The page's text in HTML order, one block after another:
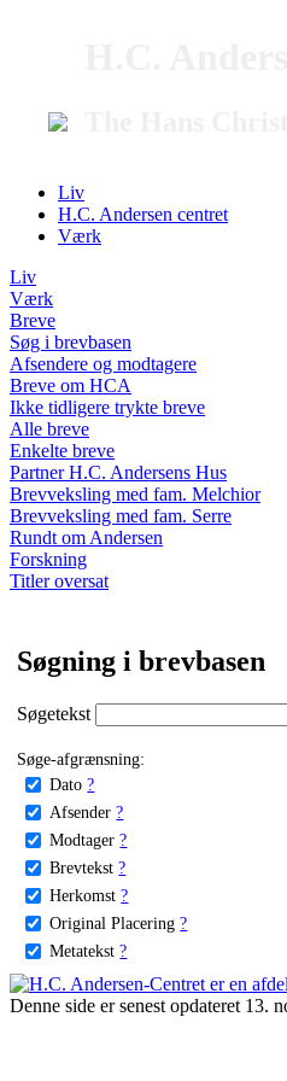
Liv
H.C. Andersen centret
Værk
Liv
Værk
Breve
Søg i brevbasen
Afsendere og modtagere
Breve om HCA
Ikke tidligere trykte breve
Alle breve
Enkelte breve
Partner H.C. Andersens Hus
Brevveksling med fam. Melchior
Brevveksling med fam. Serre
Rundt om Andersen
Forskning
Titler oversat
Søgning i brevbasen
Søgetekst
Søge-afgrænsning:
Dato ?
Afsender ?
Modtager ?
Brevtekst ?
Herkomst ?
Original Placering ?
Metatekst ?
Denne side er senest opdateret 13.